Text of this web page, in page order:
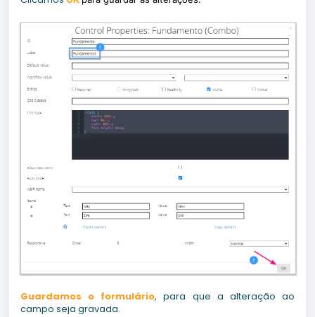
Guardamos o formulário, para que a alteração ao
campo seja gravada.